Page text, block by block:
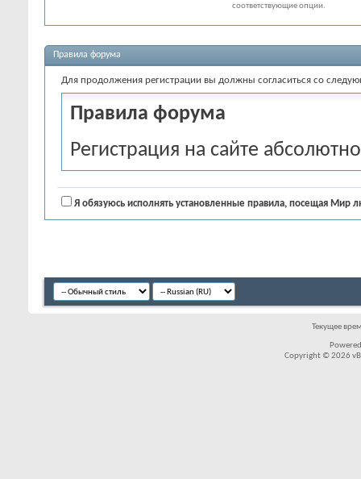
соответствующие опции.
Правила форума
Для продолжения регистрации вы должны согласиться со
Правила форума
Регистрация на сайте
рекомендуем вам
согласны со всеми условиями,
исполнять установленные
чтобы вернуться на главную
детства, стараются удалять
сообщения из разделов на
Я обязуюсь исполнять установленные правила, посещая Мир
Текущее
Copyright © 2026